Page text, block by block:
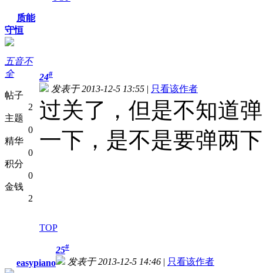
质能
守恒
五音不
全
帖子
2
主题
0
精华
0
积分
0
金钱
2
24#
发表于 2013-12-5 13:55 | 只看该作者
过关了，但是不知道
一下，是不是要弹两下
TOP
easypiano
25#
发表于 2013-12-5 14:46 | 只看该作者